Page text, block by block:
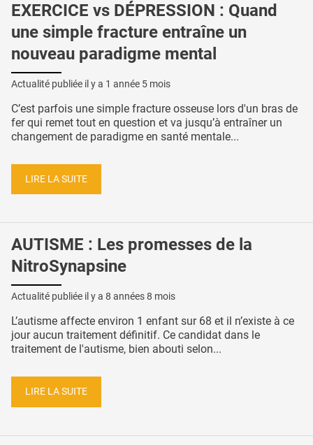
EXERCICE vs DÉPRESSION : Quand
une simple fracture entraîne un
nouveau paradigme mental
Actualité publiée il y a 1 année 5 mois
C’est parfois une simple fracture osseuse lors d'un bras de
fer qui remet tout en question et va jusqu’à entraîner un
changement de paradigme en santé mentale...
LIRE LA SUITE
AUTISME : Les promesses de la
NitroSynapsine
Actualité publiée il y a 8 années 8 mois
L’autisme affecte environ 1 enfant sur 68 et il n’existe à ce
jour aucun traitement définitif. Ce candidat dans le
traitement de l'autisme, bien abouti selon...
LIRE LA SUITE